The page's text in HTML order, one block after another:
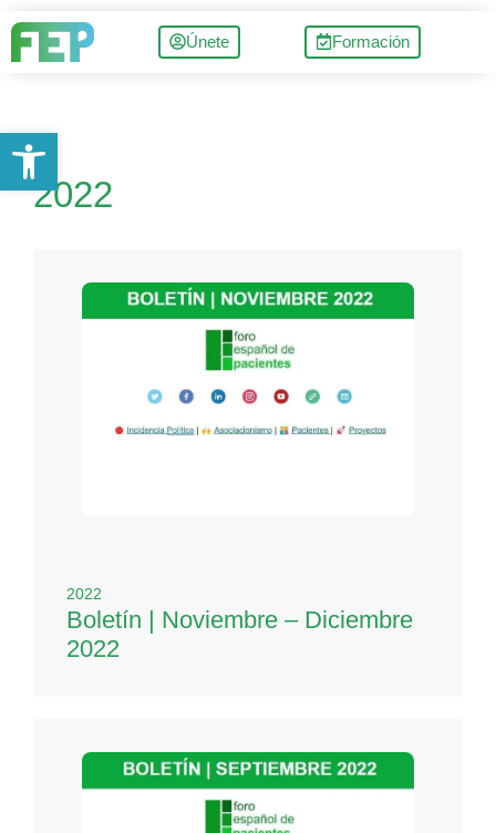
Únete Formación
2022
2022
Boletín | Noviembre – Diciembre
2022
Abrir barra de herramientas